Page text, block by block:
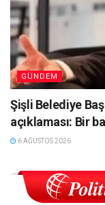
GÜNDEM
Şişli Belediye
açıklaması: Bir
6 AĞUSTOS 2026